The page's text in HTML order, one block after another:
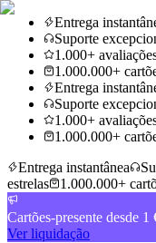
Entrega
Suporte
1.000+
1.000.000+
Entrega
Suporte
1.000+
1.000.000+
Entrega instantânea
estrelas
1.000.000+
Cartões-presente desde
Ver liquidação